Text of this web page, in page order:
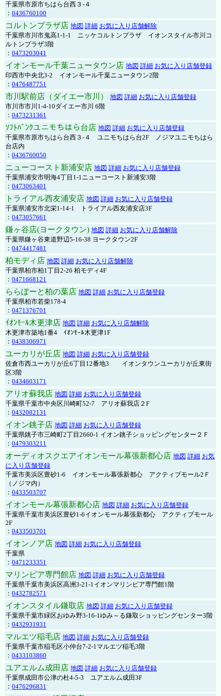
千葉県市原市ちはら台西３-４
： 0436760100
コルトンプラザ店 地図 詳細 お気に入り店舗解除
千葉県市川市鬼高1-1-1 ニッケコルトンプラザ イオンスタイル市川コ
ルトンプラザ3階
： 0473203041
イオンモール千葉ニュータウン店 地図 詳細 お気に入り店舗登録
印西市中央北3-2 イオンモール千葉ニュータウン2階
： 0476487751
市川駅前店（ダイエー市川） 地図 詳細 お気に入り店舗登録
市川市市川1-4-10ダイエー市川 6階
： 0473231361
ｿﾌﾄﾊﾞﾝｸユニモちはら台店 地図 詳細 お気に入り店舗登録
千葉県市原市ちはら台西３-４ ユニモちはら台2F ノジマユニモちはら
台店内
： 0436760050
ニューコースト新浦安店 地図 詳細 お気に入り店舗登録
千葉県浦安市明海4丁目1-1ニューコースト新浦安3階
： 0473063401
トライアル西友浦安店 地図 詳細 お気に入り店舗登録
千葉県浦安市北栄1-14-1 トライアル西友浦安店3F
： 0473057661
鎌ヶ谷店(ヨークタウン) 地図 詳細 お気に入り店舗解除
千葉県鎌ヶ谷東道野辺5-16-38 ヨークタウン2F
： 0474417481
柏モディ店 地図 詳細 お気に入り店舗解除
千葉県柏市柏1丁目2-26 柏モディ4F
： 0471668121
ららぽーと柏の葉店 地図 詳細 お気に入り店舗登録
千葉県柏市若柴178-4
： 0471376701
ｲｵﾝﾓｰﾙ木更津店 地図 詳細 お気に入り店舗解除
木更津市築地1番4 ｲｵﾝﾓｰﾙ木更津1F
： 0438306971
ユーカリが丘店 地図 詳細 お気に入り店舗登録
佐倉市西ユーカリが丘6丁目12番地3 イオンタウンユーカリが丘東街
区3階
： 0434603171
アリオ蘇我店 地図 詳細 お気に入り店舗登録
千葉県千葉市中央区川崎町52-7 アリオ蘇我店２F
： 0432082131
イオン銚子店 地図 詳細 お気に入り店舗登録
千葉県銚子市三崎町2丁目2660-1 イオン銚子ショッピングセンター２Ｆ
： 0479303211
オーディオスクエアイオンモール幕張新都心店 地図 詳細 お気
に入り店舗登録
千葉市美浜区豊砂1-6 イオンモール幕張新都心 アクティブモール2Ｆ
（ノジマ内）
： 0433503707
イオンモール幕張新都心店 地図 詳細 お気に入り店舗登録
千葉県千葉市美浜区豊砂1-6イオンモール幕張新都心 アクティブモール
2F
： 0433503701
イオンノア店 地図 詳細 お気に入り店舗登録
千葉県
： 0471233351
マリンピア専門館店 地図 詳細 お気に入り店舗登録
千葉県千葉市美浜区高洲3-21-1イオンマリンピア専門館1階
： 0432782571
イオンスタイル鎌取店 地図 詳細 お気に入り店舗登録
千葉県千葉市緑区おゆみ野3-16-1ゆみ～る鎌取ショッピングセンター3階
： 0432931931
マルエツ稲毛店 地図 詳細 お気に入り店舗登録
千葉県千葉市稲毛区小仲台7-2-1マルエツ稲毛3階
： 0433103860
ユアエルム成田店 地図 詳細 お気に入り店舗登録
千葉県成田市公津の杜4-5-3 ユアエルム成田3F
： 0476296831